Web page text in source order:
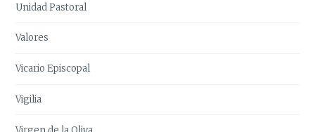
Unidad Pastoral
Valores
Vicario Episcopal
Vigilia